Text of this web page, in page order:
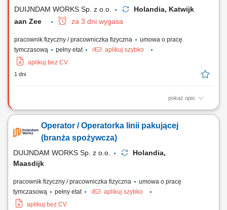
DUIJNDAM WORKS Sp. z o.o.
Holandia, Katwijk
aan Zee
za 3 dni wygasa
pracownik fizyczny / pracowniczka fizyczna
umowa o pracę
tymczasową
pełny etat
aplikuj szybko
aplikuj bez CV
1 dni
pokaż opis
Zadania Pakowanie oraz przygotowywanie artykułów spożywczych
procesu; Obsługa maszyn i urządzeń produkcyjnych; Dbanie o czystość
wokół swojego stanowiska pracy;
Operator / Operatorka linii pakującej
(branża spożywcza)
DUIJNDAM WORKS Sp. z o.o.
Holandia,
Maasdijk
pracownik fizyczny / pracowniczka fizyczna
umowa o pracę
tymczasową
pełny etat
aplikuj szybko
aplikuj bez CV